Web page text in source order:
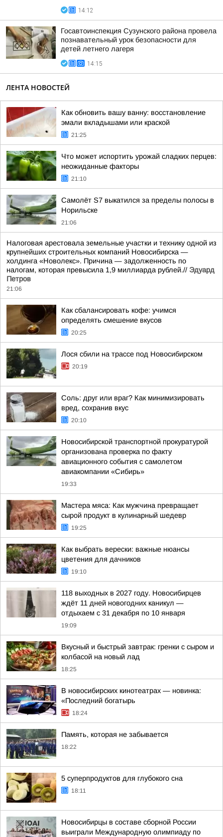
14:12
Госавтоинспекция Сузунского района провела
познавательный урок безопасности для
детей летнего лагеря
14:15
ЛЕНТА НОВОСТЕЙ
Как обновить вашу ванну: восстановление
эмали вкладышами или краской
21:25
Что может испортить урожай сладких перцев:
неожиданные факторы
21:10
Самолёт S7 выкатился за пределы полосы в
Норильске
21:06
Налоговая арестовала земельные участки и технику одной из
крупнейших строительных компаний Новосибирска —
холдинга «Новолекс». Причина — задолженность по
налогам, которая превысила 1,9 миллиарда рублей.// Эдуард
Петров
21:06
Как сбалансировать кофе: учимся
определять смешение вкусов
20:25
Лося сбили на трассе под Новосибирском
20:19
Соль: друг или враг? Как минимизировать
вред, сохранив вкус
20:10
Новосибирской транспортной прокуратурой
организована проверка по факту
авиационного события с самолетом
авиакомпании «Сибирь»
19:33
Мастера мяса: Как мужчина превращает
сырой продукт в кулинарный шедевр
19:25
Как выбрать верески: важные нюансы
цветения для дачников
19:10
118 выходных в 2027 году. Новосибирцев
ждёт 11 дней новогодних каникул —
отдыхаем с 31 декабря по 10 января
19:09
Вкусный и быстрый завтрак: гренки с сыром и
колбасой на новый лад
18:25
В новосибирских кинотеатрах — новинка:
«Последний богатырь
18:24
Память, которая не забывается
18:22
5 суперпродуктов для глубокого сна
18:11
Новосибирцы в составе сборной России
выиграли Международную олимпиаду по